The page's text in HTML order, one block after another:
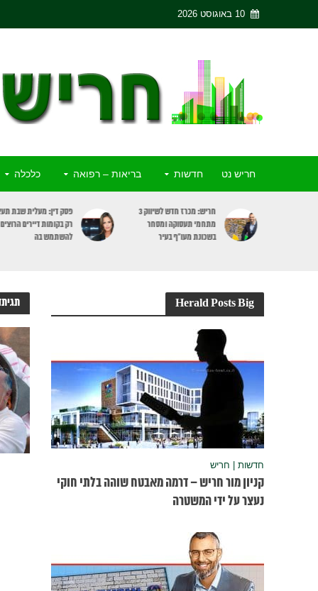
10 באוגוסט 2026
חריש נט חדשות בריאות – רפואה כלכלה
חריש: מכרז חדש לשיווק 3
מתחמי תעסוקה ומסחר
בשכונת מעו”ף בעיר
פסק דין: מעלית שבת
רק בקומות דיירים הרוצים
להשתמש בה
Herald Posts Big
חדשות | חריש
קניון מור חריש – דרמה מאבטח שוהה בלתי חוקי
נעצר על ידי המשטרה